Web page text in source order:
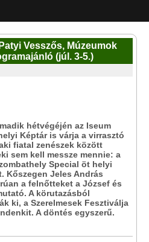
Vesszős, Múzeumok
(júl. 3-5.)
hétvégéjén az Iseum
Képtár is várja a virrasztó
fiatal zenészek között
sem kell messze mennie: a
Special öt helyi
Kőszegen Jeles András
a felnőtteket a József és
A körutazásból
ki, a Szerelmesek Fesztiválja
A döntés egyszerű.